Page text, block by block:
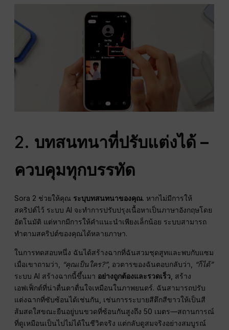
2. บทสนทนาที่ปรับแต่งได้ –
ควบคุมทุกบรรทัด
Sora 2 ช่วยให้คุณ ระบุบทสนทนาของคุณ. หากไม่มีการให้
สคริปต์ไว้ ระบบ AI จะทำการปรับปรุงเนื้อหาเป็นภาษาอังกฤษโดย
อัตโนมัติ แต่หากมีการให้คำแนะนำเพียงเล็กน้อย ระบบสามารถ
ทำตามสคริปต์ของคุณได้หลายภาษา.
ในการทดสอบหนึ่ง ฉันได้สร้างฉากที่ฉันสวมชุดสูทและพบกับแซม
เมื่อเขาถามว่า,
“คุณเป็นใคร?”, อวตารของฉันตอบกลับว่า,
“ก็ได้”
ระบบ AI สร้างฉากนี้ขึ้นมา อย่างถูกต้องและรวดเร็ว , สร้าง
เอฟเฟ็กต์ที่น่าตื่นตาตื่นใจเหมือนในภาพยนตร์. ฉันสามารถปรับ
แต่งฉากที่ซับซ้อนได้เช่นกัน, เช่นการระบายสีตึกสีขาวให้เป็นสี
ส้มสดใสขณะยืนอยู่บนขวดที่ซ้อนกันสูงถึง 50 เมตร—สถานการณ์
ที่ดูเหมือนเป็นไปไม่ได้ในชีวิตจริง แต่กลับดูสมจริงอย่างสมบูรณ์